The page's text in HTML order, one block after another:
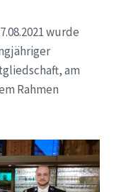
wurde
am
Rahmen